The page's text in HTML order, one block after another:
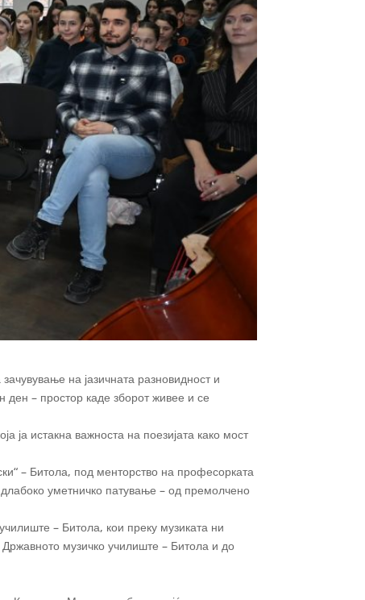
на јазичната разновидност и
ден – простор каде зборот живее и се
ја истакна важноста на поезијата како мост
– Битола, под менторство на професорката
уметничко патување – од премолчено
– Битола, кои преку музиката ни
музичко училиште – Битола и до